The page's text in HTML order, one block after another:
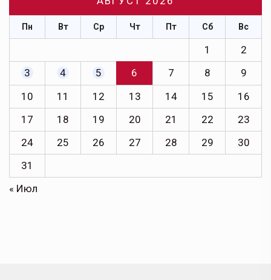
Пн Вт Ср Чт Пт Сб Вс
1
2
3
4 5 6 7 8
9
10
11 12 13 14 15
16
17
18 19 20 21 22
23
24
25 26 27 28 29
30
31
« Июл